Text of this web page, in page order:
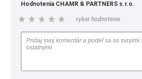
Hodnotenia CHAMR & PARTNERS s.r.o.
vyber hodnotenie